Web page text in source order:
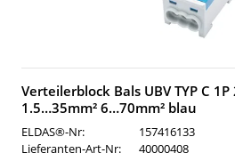
Verteilerblock Bals UBV TYP C
1.5…35mm² 6…70mm² blau
ELDAS®-Nr:
157416133
Lieferanten-Art-Nr:
40000408